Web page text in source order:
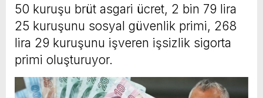
50 kuruşu brüt asgari ücret, 2 bin 79 lira
25 kuruşunu sosyal güvenlik primi, 268
lira 29 kuruşunu işveren işsizlik sigorta
primi oluşturuyor.